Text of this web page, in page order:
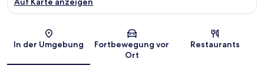
Karte
In der Umgebung
Fortbewegung vor
Ort
Restaurants